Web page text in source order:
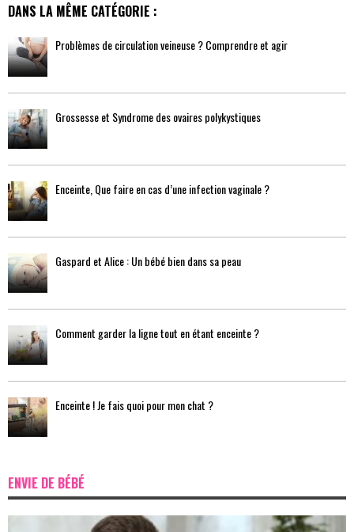
DANS LA MÊME CATÉGORIE :
Problèmes de circulation veineuse ? Comprendre et agir
Grossesse et Syndrome des ovaires polykystiques
Enceinte, Que faire en cas d’une infection vaginale ?
Gaspard et Alice : Un bébé bien dans sa peau
Comment garder la ligne tout en étant enceinte ?
Enceinte ! Je fais quoi pour mon chat ?
ENVIE DE BÉBÉ